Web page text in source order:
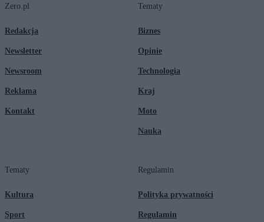
Zero.pl
Redakcja
Newsletter
Newsroom
Reklama
Kontakt
Tematy
Biznes
Opinie
Technologia
Kraj
Moto
Nauka
Tematy
Kultura
Sport
Regulamin
Polityka prywatności
Regulamin